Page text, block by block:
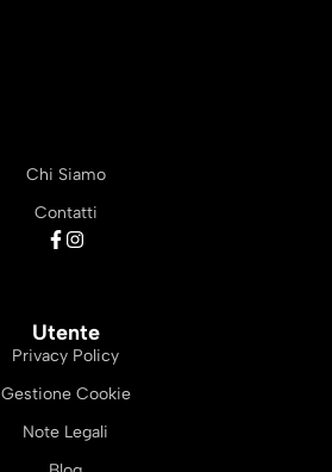
Chi Siamo
Contatti
Utente
Privacy Policy
Gestione Cookie
Note Legali